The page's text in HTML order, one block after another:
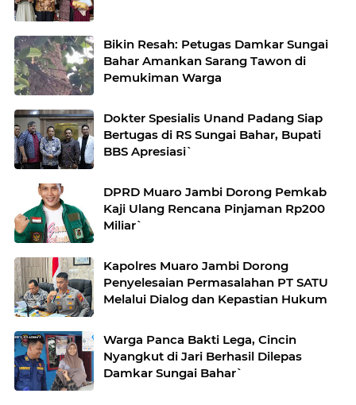
Bikin Resah: Petugas Damkar Sungai
Bahar Amankan Sarang Tawon di
Pemukiman Warga
Dokter Spesialis Unand Padang Siap
Bertugas di RS Sungai Bahar, Bupati
BBS Apresiasi`
DPRD Muaro Jambi Dorong Pemkab
Kaji Ulang Rencana Pinjaman Rp200
Miliar`
Kapolres Muaro Jambi Dorong
Penyelesaian Permasalahan PT SATU
Melalui Dialog dan Kepastian Hukum
Warga Panca Bakti Lega, Cincin
Nyangkut di Jari Berhasil Dilepas
Damkar Sungai Bahar`